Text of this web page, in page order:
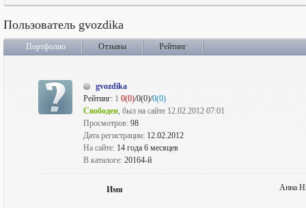
Пользователь gvozdika
Портфолио Отзывы Рейтинг
gvozdika
Рейтинг: 1 0(0)/0(0)/0(0)
Свободен, был на сайте 12.02.2012 07:01
Просмотров: 98
Дата регистрации: 12.02.2012
На сайте: 14 года 6 месяцев
В каталоге: 20164-й
Имя Анна